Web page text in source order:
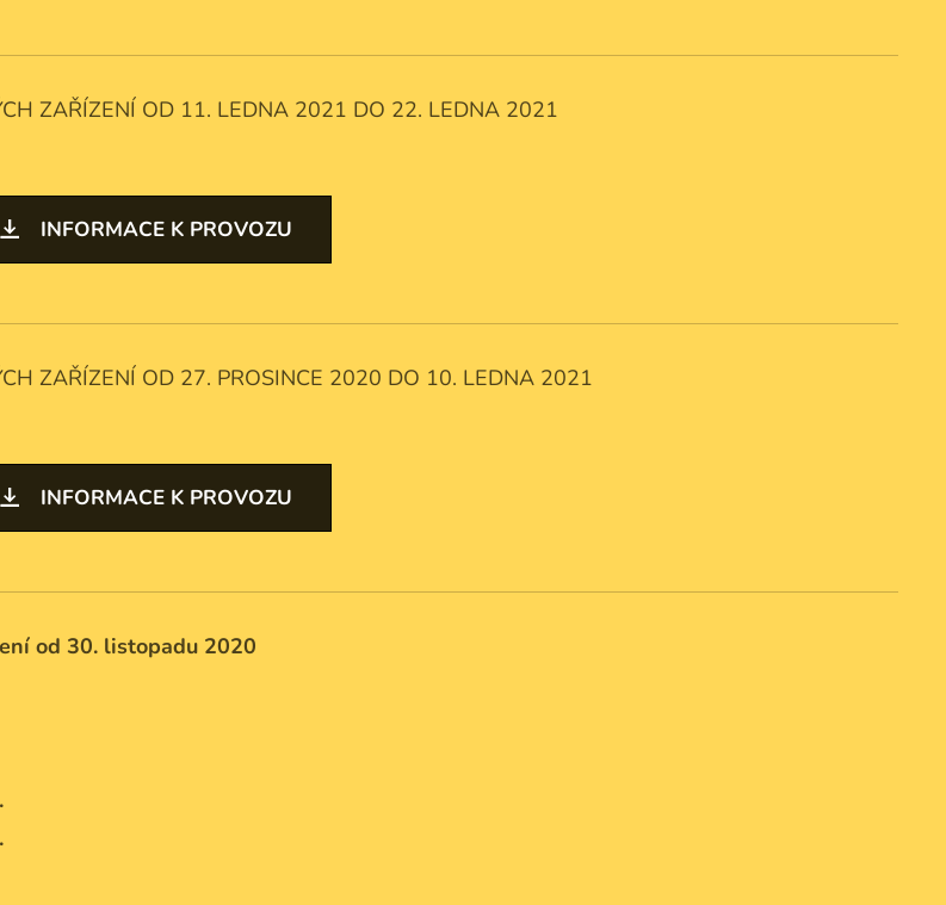
ZAŘÍZENÍ OD 11. LEDNA 2021 DO 22. LEDNA 2021
INFORMACE K PROVOZU
ZAŘÍZENÍ OD 27. PROSINCE 2020 DO 10. LEDNA 2021
INFORMACE K PROVOZU
od 30. listopadu 2020